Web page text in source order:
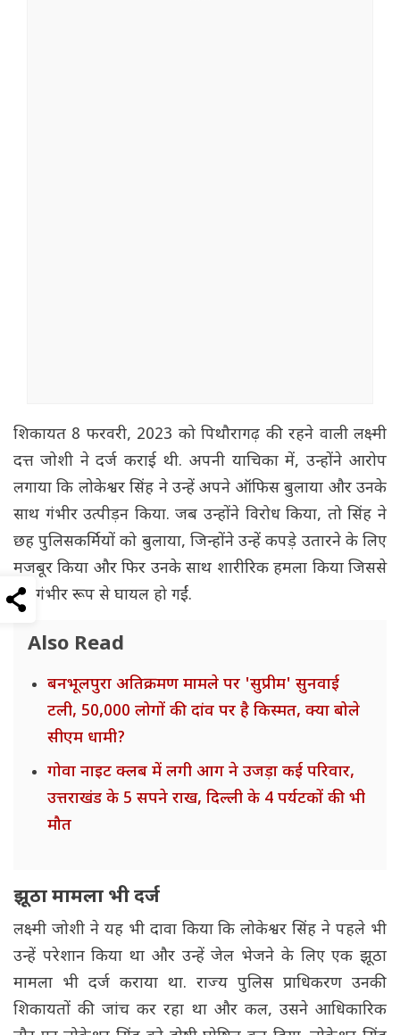
शिकायत 8 फरवरी, 2023 को पिथौरागढ़ की रहने वाली लक्ष्मी
दत्त जोशी ने दर्ज कराई थी. अपनी याचिका में, उन्होंने आरोप
लगाया कि लोकेश्वर सिंह ने उन्हें अपने ऑफिस बुलाया और उनके
साथ गंभीर उत्पीड़न किया. जब उन्होंने विरोध किया, तो सिंह ने
छह पुलिसकर्मियों को बुलाया, जिन्होंने उन्हें कपड़े उतारने के लिए
मजबूर किया और फिर उनके साथ शारीरिक हमला किया जिससे
वह गंभीर रूप से घायल हो गईं.
Also Read
बनभूलपुरा अतिक्रमण मामले पर 'सुप्रीम' सुनवाई
टली, 50,000 लोगों की दांव पर है किस्मत, क्या बोले
सीएम धामी?
गोवा नाइट क्लब में लगी आग ने उजड़ा कई परिवार,
उत्तराखंड के 5 सपने राख, दिल्ली के 4 पर्यटकों की भी
मौत
झूठा मामला भी दर्ज
लक्ष्मी जोशी ने यह भी दावा किया कि लोकेश्वर सिंह ने पहले भी
उन्हें परेशान किया था और उन्हें जेल भेजने के लिए एक झूठा
मामला भी दर्ज कराया था. राज्य पुलिस प्राधिकरण उनकी
शिकायतों की जांच कर रहा था और कल, उसने आधिकारिक